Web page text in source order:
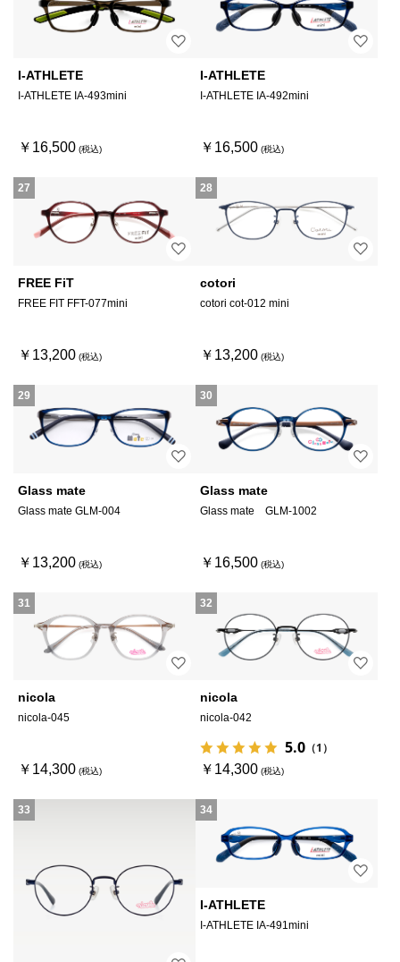
I-ATHLETE
I-ATHLETE IA-493mini
￥16,500
I-ATHLETE
I-ATHLETE IA-492mini
￥16,500
27
FREE FiT
FREE FIT FFT-077mini
￥13,200
28
cotori
cotori cot-012 mini
￥13,200
29
Glass mate
Glass mate GLM-004
￥13,200
30
Glass mate
Glass mate GLM-1002
￥16,500
31
nicola
nicola-045
￥14,300
32
nicola
nicola-042
5.0 （1）
￥14,300
33 34
I-ATHLETE
I-ATHLETE IA-491mini